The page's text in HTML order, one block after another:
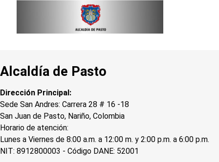
Alcaldía de Pasto
Dirección Principal:
Sede San Andres: Carrera 28 # 16 -18
San Juan de Pasto, Nariño, Colombia
Horario de atención:
Lunes a Viernes de 8:00 a.m. a 12:00 m. y 2:00 p.m. a 6:00 p.m.
NIT: 8912800003 - Código DANE: 52001